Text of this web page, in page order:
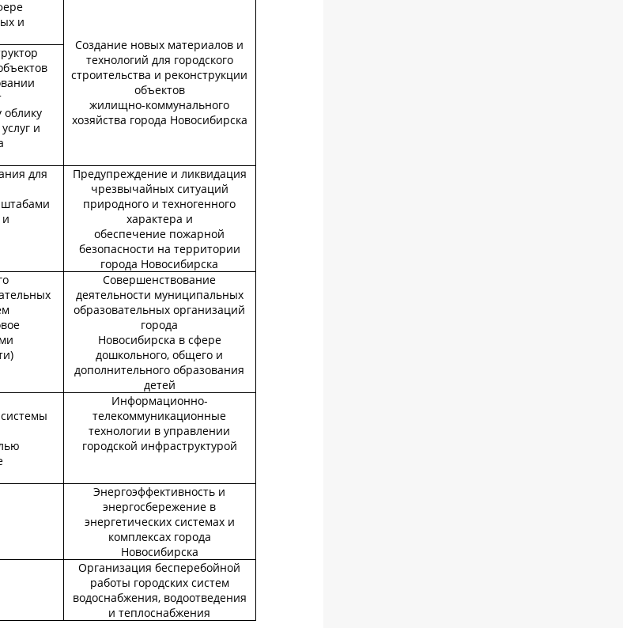
и
Создание новых материалов и
технологий для городского
строительства и реконструкции
объектов
жилищно-коммунального
хозяйства города Новосибирска
и
для
Предупреждение и ликвидация
чрезвычайных ситуаций
природного и техногенного
характера и
обеспечение пожарной
безопасности на территории
города Новосибирска
Совершенствование
деятельности муниципальных
образовательных организаций
города
Новосибирска в сфере
дошкольного, общего и
дополнительного образования
детей
Информационно-
телекоммуникационные
технологии в управлении
городской инфраструктурой
Энергоэффективность и
энергосбережение в
энергетических системах и
комплексах города
Новосибирска
Организация бесперебойной
работы городских систем
водоснабжения, водоотведения
и теплоснабжения